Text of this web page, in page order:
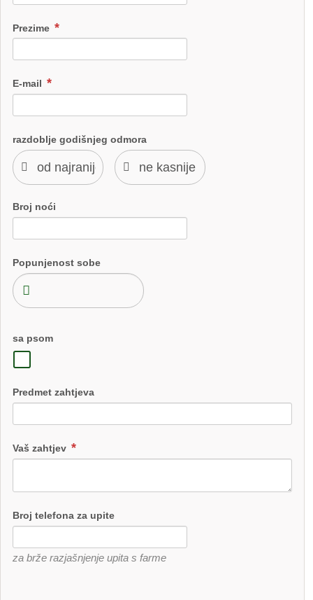
Prezime
E-mail
razdoblje godišnjeg odmora
Broj noći
Popunjenost sobe
sa psom
Predmet zahtjeva
Vaš zahtjev
Broj telefona za upite
za brže razjašnjenje upita s farme